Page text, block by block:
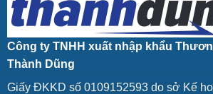
Công ty TNHH xuất nhập khẩu
Thành Dũng
Giấy ĐKKD số 0109152593 do sở Kế